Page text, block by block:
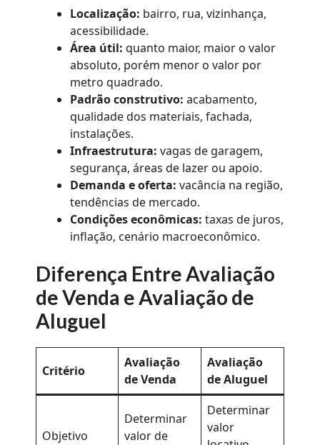
Localização: bairro, rua, vizinhança,
acessibilidade.
Área útil: quanto maior, maior o valor
absoluto, porém menor o valor por
metro quadrado.
Padrão construtivo: acabamento,
qualidade dos materiais, fachada,
instalações.
Infraestrutura: vagas de garagem,
segurança, áreas de lazer ou apoio.
Demanda e oferta: vacância na região,
tendências de mercado.
Condições econômicas: taxas de juros,
inflação, cenário macroeconômico.
Diferença Entre Avaliação
de Venda e Avaliação de
Aluguel
Critério
Avaliação
de Venda
Avaliação
de Aluguel
Objetivo
Determinar
valor de
Determinar
valor